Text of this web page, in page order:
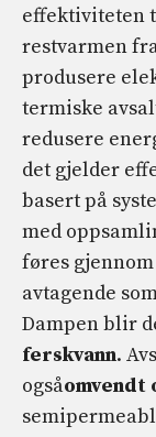
effektiviteten
restvarmen
produsere
termiske
redusere
det gjelder
basert på
med
føres
avtagende
Dampen blir
ferskvann.
ogsåomvendt